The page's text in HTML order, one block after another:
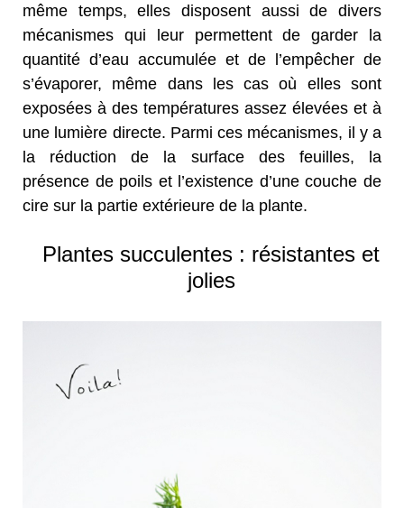
même temps, elles disposent aussi de divers
mécanismes qui leur permettent de garder la
quantité d’eau accumulée et de l’empêcher de
s’évaporer, même dans les cas où elles sont
exposées à des températures assez élevées et à
une lumière directe. Parmi ces mécanismes, il y a
la réduction de la surface des feuilles, la
présence de poils et l’existence d’une couche de
cire sur la partie extérieure de la plante.
Plantes succulentes : résistantes et
jolies